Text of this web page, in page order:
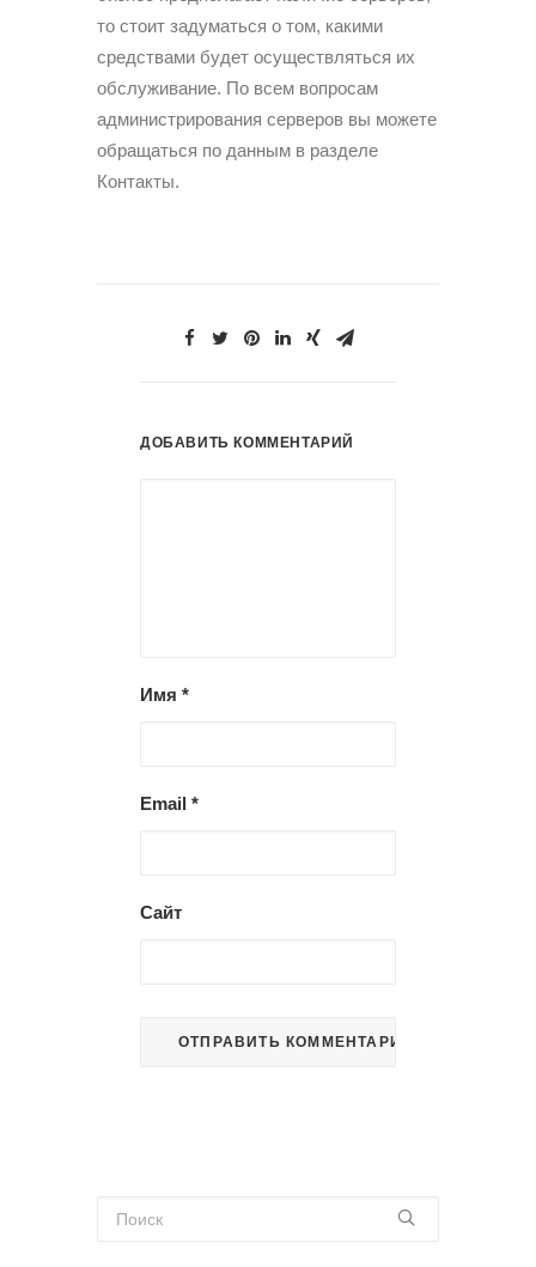
то стоит задуматься о том, какими
средствами будет осуществляться их
обслуживание. По всем вопросам
администрирования серверов вы можете
обращаться по данным в разделе
Контакты.
ДОБАВИТЬ КОММЕНТАРИЙ
Имя *
Email *
Сайт